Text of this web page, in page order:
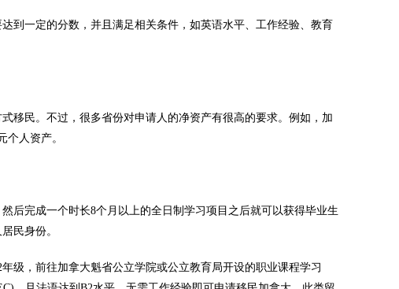
一定的分数，并且满足相关条件，如英语水平、工作经验、教育
民。不过，很多省份对申请人的净资产有很高的要求。例如，加
个人资产。
完成一个时长8个月以上的全日制学习项目之后就可以获得毕业生
民身份。
，前往加拿大魁省公立学院或公立教育局开设的职业课程学习